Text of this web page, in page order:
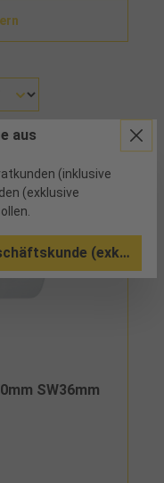
SW36mm
aus
(inklusive
(exklusive
(exkl.